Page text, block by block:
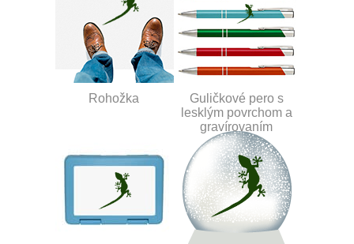
Rohožka
Guličkové pero s
lesklým povrchom a
gravírovaním